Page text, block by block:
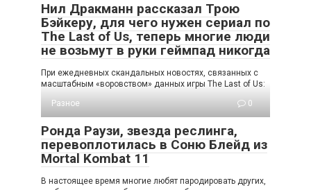
Нил Дракманн рассказал Трою
Бэйкеру, для чего нужен сериал по
The Last of Us, теперь многие люди
не возьмут в руки геймпад никогда
При ежедневных скандальных новостях, связанных с
масштабным «воровством» данных игры The Last of Us:
Разное
0
Ронда Раузи, звезда реслинга,
перевоплотилась в Соню Блейд из
Mortal Kombat 11
В настоящее время многие любят пародировать других,